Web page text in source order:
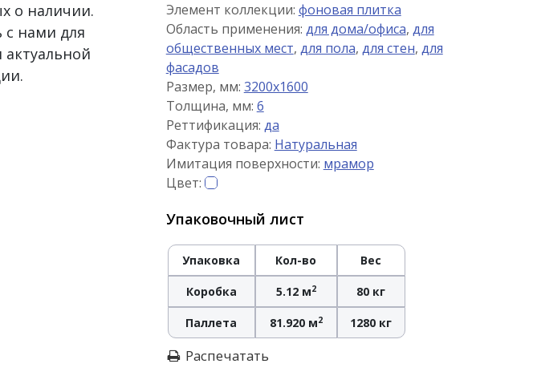
о наличии.
с нами для
актуальной
Элемент коллекции: фоновая плитка
Область применения: для дома/офиса, для
общественных мест, для пола, для стен, для
фасадов
Размер, мм: 3200x1600
Толщина, мм: 6
Реттификация: да
Фактура товара: Натуральная
Имитация поверхности: мрамор
Цвет:
Упаковочный лист
Упаковка Кол-во Вес
Коробка 5.12 м2 80 кг
Паллета 81.920 м2 1280 кг
Распечатать